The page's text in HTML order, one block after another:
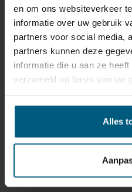
en om ons websiteverkeer
informatie over uw gebruik
partners voor social media,
partners kunnen deze
informatie die u aan ze
verzameld op basis van uw
Alles